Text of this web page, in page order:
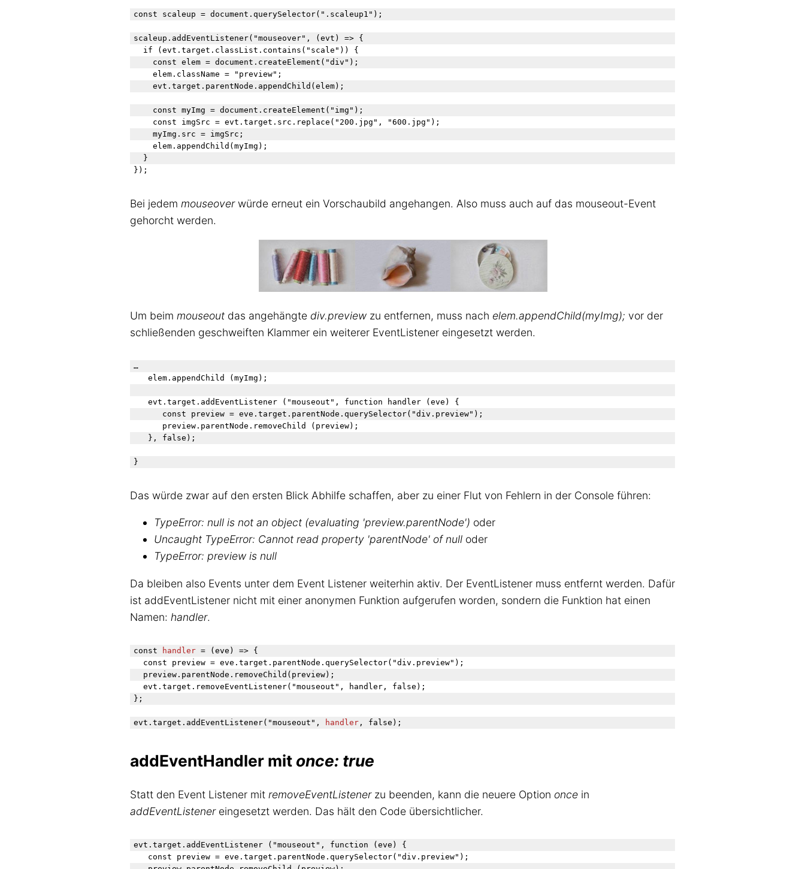
const scaleup = document.querySelector(".scaleup1");
scaleup.addEventListener("mouseover", (evt) => {
  if (evt.target.classList.contains("scale")) {
    const elem = document.createElement("div");
    elem.className = "preview";
    evt.target.parentNode.appendChild(elem);
    const myImg = document.createElement("img");
    const imgSrc = evt.target.src.replace("200.jpg", "600.jpg");
    myImg.src = imgSrc;
    elem.appendChild(myImg);
  }
Bei jedem mouseoverwürde erneut ein Vorschaubild angehangen. Also muss auch auf das mouseout-Event
gehorcht werden.
Um beim mouseout das angehängte div.preview zu entfernen, muss nach elem.appendChild(myImg); vor der
schließenden geschweiften Klammer ein weiterer EventListener eingesetzt werden.
…
   elem.appendChild (myImg);
   evt.target.addEventListener ("mouseout", function handler (eve) {
      const preview = eve.target.parentNode.querySelector("div.preview");
      preview.parentNode.removeChild (preview);
   }, false);
Das würde zwar auf den ersten Blick Abhilfe schaffen, aber zu einer Flut von Fehlern in der Console führen:
TypeError: null is not an object (evaluating 'preview.parentNode') oder
Uncaught TypeError: Cannot read property 'parentNode' of null oder
TypeError: preview is null
Da bleiben also Events unter dem Event Listener weiterhin aktiv. Der EventListener muss entfernt werden. Dafür
ist addEventListener nicht mit einer anonymen Funktion aufgerufen worden, sondern die Funktion hat einen
Namen: handler.
const handler = (eve) => {
  const preview = eve.target.parentNode.querySelector("div.preview");
  preview.parentNode.removeChild(preview);
  evt.target.removeEventListener("mouseout", handler, false);
};
evt.target.addEventListener("mouseout", handler
addEventHandler mitonce: true
Statt den Event Listener mit removeEventListenerzu beenden, kann die neuere Option once in
addEventListenereingesetzt werden. Das hält den Code übersichtlicher.
evt.target.addEventListener ("mouseout", function (eve) {
   const preview = eve.target.parentNode.querySelector("div.preview");